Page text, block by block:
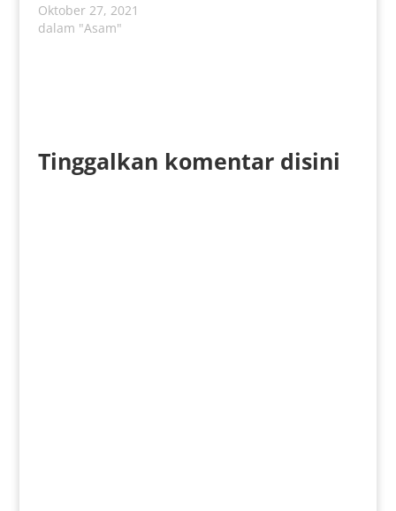
Oktober 27, 2021
dalam "Asam"
Tinggalkan komentar disini